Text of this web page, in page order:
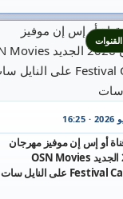
أو إس إن موفيز مهرجان
2026 الجديد OSN Movies
Festival Cannel على النايل سات